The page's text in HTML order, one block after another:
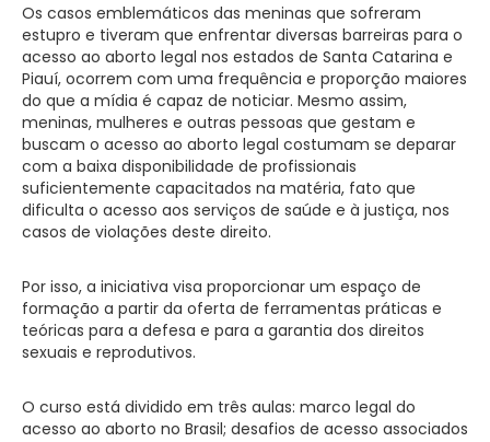
Os casos emblemáticos das meninas que sofreram
estupro e tiveram que enfrentar diversas barreiras para o
acesso ao aborto legal nos estados de Santa Catarina e
Piauí, ocorrem com uma frequência e proporção maiores
do que a mídia é capaz de noticiar. Mesmo assim,
meninas, mulheres e outras pessoas que gestam e
buscam o acesso ao aborto legal costumam se deparar
com a baixa disponibilidade de profissionais
suficientemente capacitados na matéria, fato que
dificulta o acesso aos serviços de saúde e à justiça, nos
casos de violações deste direito.
Por isso, a iniciativa visa proporcionar um espaço de
formação a partir da oferta de ferramentas práticas e
teóricas para a defesa e para a garantia dos direitos
sexuais e reprodutivos.
O curso está dividido em três aulas: marco legal do
acesso ao aborto no Brasil; desafios de acesso associados